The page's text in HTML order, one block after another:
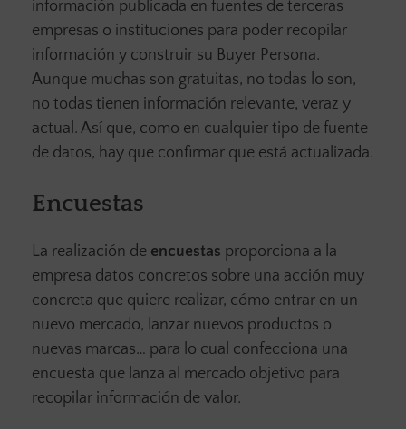
información publicada en fuentes de terceras
empresas o instituciones para poder recopilar
información y construir su Buyer Persona.
Aunque muchas son gratuitas, no todas lo son,
no todas tienen información relevante, veraz y
actual. Así que, como en cualquier tipo de fuente
de datos, hay que confirmar que está actualizada.
Encuestas
La realización de encuestas proporciona a la
empresa datos concretos sobre una acción muy
concreta que quiere realizar, cómo entrar en un
nuevo mercado, lanzar nuevos productos o
nuevas marcas… para lo cual confecciona una
encuesta que lanza al mercado objetivo para
recopilar información de valor.